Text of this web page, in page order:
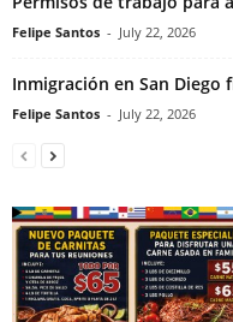
Felipe Santos - July 22, 2026
Inmigración en San Diego
Felipe Santos - July 22, 2026